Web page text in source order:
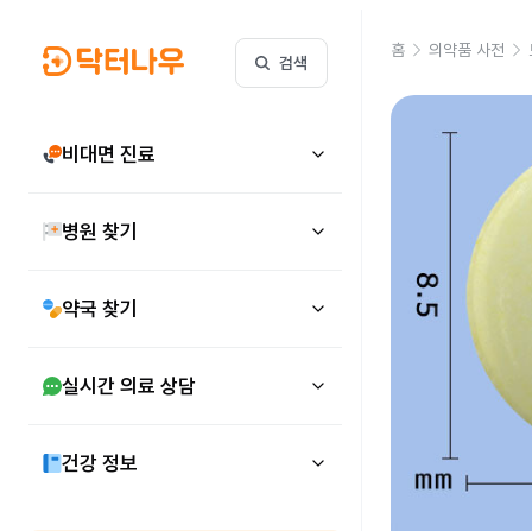
검색
비대면 진료
병원 찾기
약국 찾기
실시간 의료 상담
건강 정보
홈 의약품 사전